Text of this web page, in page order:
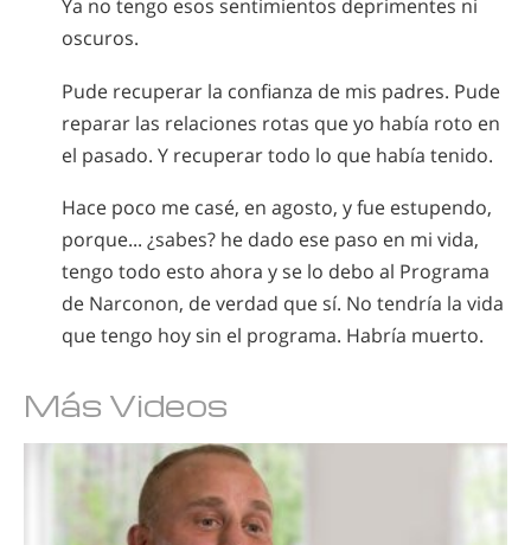
Ya no tengo esos sentimientos deprimentes ni
oscuros.
Pude recuperar la confianza de mis padres. Pude
reparar las relaciones rotas que yo había roto en
el pasado. Y recuperar todo lo que había tenido.
Hace poco me casé, en agosto, y fue estupendo,
porque... ¿sabes? he dado ese paso en mi vida,
tengo todo esto ahora y se lo debo al Programa
de Narconon, de verdad que sí. No tendría la vida
que tengo hoy sin el programa. Habría muerto.
Más Videos